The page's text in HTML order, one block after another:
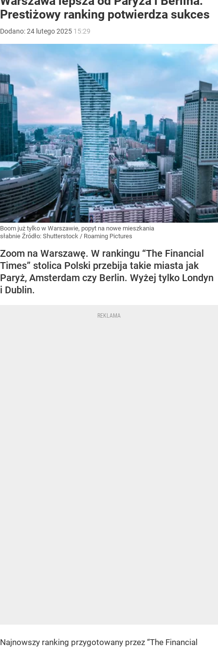
Prestiżowy ranking potwierdza sukces
Dodano:24 lutego2025 15:29
Boom już tylko w Warszawie, popyt na nowe mieszkania
słabnie Źródło: Shutterstock / Roaming Pictures
Zoom na Warszawę. W rankingu “The Financial
Times” stolica Polski przebija takie miasta jak
Paryż, Amsterdam czy Berlin. Wyżej tylko Londyn
i Dublin.
Najnowszy ranking przygotowany przez “The Financial